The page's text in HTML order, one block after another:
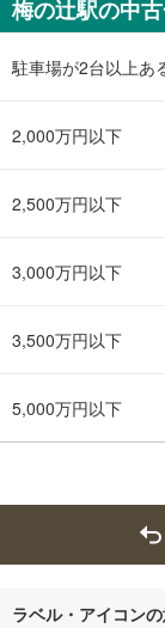
梅の辻駅の中
駐車場が2台以上あ
2,000万円以下
2,500万円以下
3,000万円以下
3,500万円以下
5,000万円以下
ラベル・アイコン